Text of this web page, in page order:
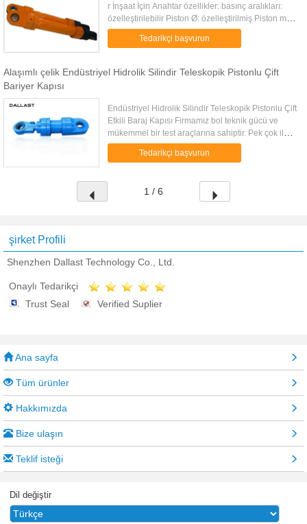
r İnşaat İçin Anahtar özellikler: basınç aralıkları:
özelleştirilebilir Piston Ø: özelleştirilmiş Piston mili
Ø: özelleştirilmiş Montaj türleri: özelle...
Tedarikçi başvurun
Alaşımlı çelik Endüstriyel Hidrolik Silindir Teleskopik Pistonlu Çift
Bariyer Kapısı
Endüstriyel Hidrolik Silindir Teleskopik Pistonlu Çift
Etkili Baraj Kapısı Firmamız bol teknik gücü ve
mükemmel bir test araçlarına sahiptir. Pek çok ilgili
kuruluşlar, üniversiteler, kolejler ve enstitülerle ...
Tedarikçi başvurun
1 / 6
şirket Profili
Shenzhen Dallast Technology Co., Ltd.
Onaylı Tedarikçi
Trust Seal
Verified Suplier
Ana sayfa
Tüm ürünler
Hakkımızda
Bize ulaşın
Teklif isteği
Dil değiştir